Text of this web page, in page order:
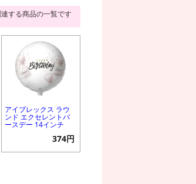
する商品の一覧です
アイブレックス ラウ
ンド エクセレントバ
ースデー 14インチ
374円